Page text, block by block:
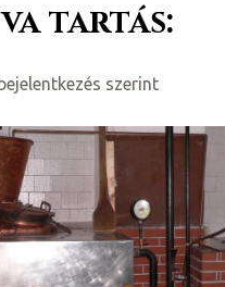
tartás:
szerint